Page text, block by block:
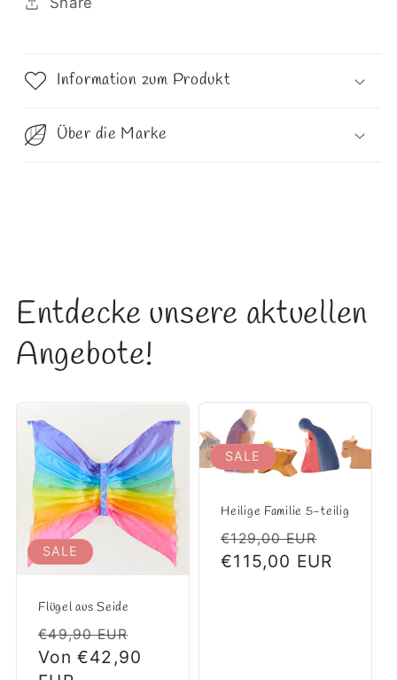
Information zum Produkt
Über die Marke
Entdecke unsere aktuellen
Angebote!
SALE
Flügel aus Seide
Normaler
Preis
€49,90 EUR
Von €42,90
SALE
Heilige Familie 5-teilig
Normaler
Preis
€129,00 EUR
€115,00 EUR